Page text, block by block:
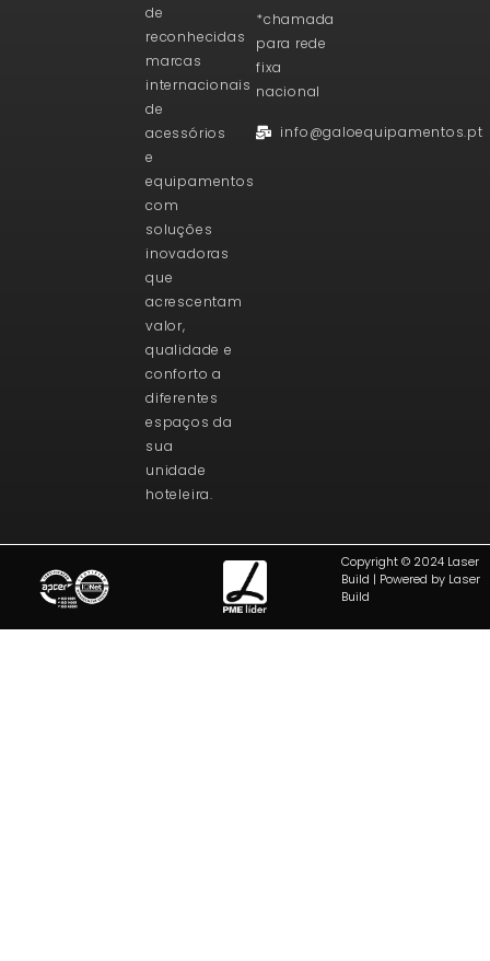
de
reconhecidas
marcas
internacionais
de
acessórios
e
equipamentos
com
soluções
inovadoras
que
acrescentam
valor,
qualidade e
conforto a
diferentes
espaços da
sua
unidade
hoteleira.
*chamada
para rede
fixa
nacional
info@galoequipamentos.pt
Copyright © 2024 Laser
Build | Powered by Laser
Build